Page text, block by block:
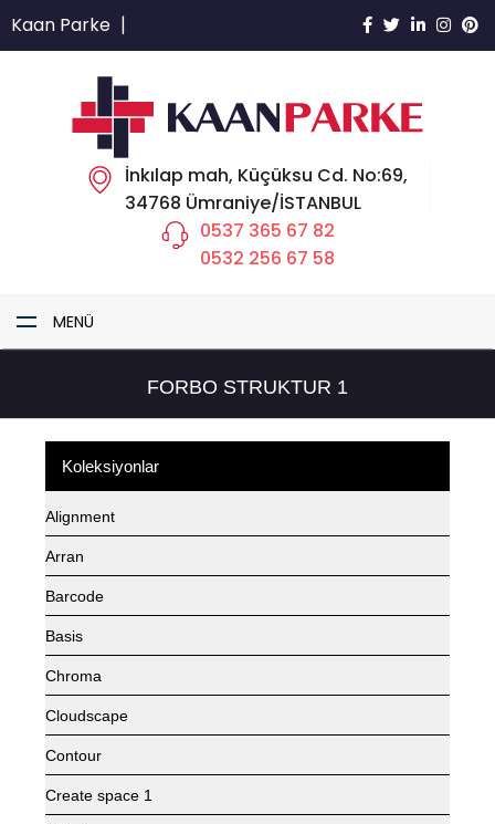
Kaan Parke
İnkılap mah, Küçüksu Cd. No:69,
34768 Ümraniye/İSTANBUL
0537 365 67 82
0532 256 67 58
MENÜ
FORBO STRUKTUR 1
Koleksiyonlar
Alignment
Arran
Barcode
Basis
Chroma
Cloudscape
Contour
Create space 1